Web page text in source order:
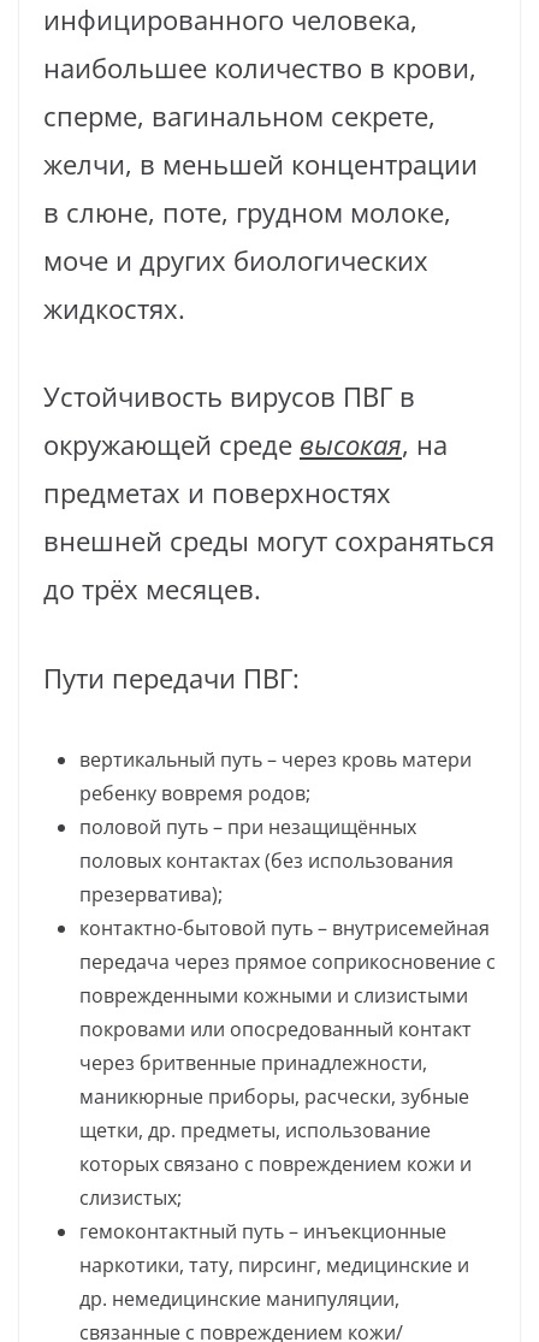
инфицированного человека,
наибольшее количество в крови,
сперме, вагинальном секрете,
желчи, в меньшей концентрации
в слюне, поте, грудном молоке,
моче и других биологических
жидкостях.
Устойчивость вирусов ПВГ в
окружающей среде высокая, на
предметах и поверхностях
внешней среды могут сохраняться
до трёх месяцев.
Пути передачи ПВГ:
вертикальный путь – через кровь матери
ребенку вовремя родов;
половой путь – при незащищённых
половых контактах (без использования
презерватива);
контактно-бытовой путь – внутрисемейная
передача через прямое соприкосновение с
поврежденными кожными и слизистыми
покровами или опосредованный контакт
через бритвенные принадлежности,
маникюрные приборы, расчески, зубные
щетки, др. предметы, использование
которых связано с повреждением кожи и
слизистых;
гемоконтактный путь – инъекционные
наркотики, тату, пирсинг, медицинские и
др. немедицинские манипуляции,
связанные с повреждением кожи/